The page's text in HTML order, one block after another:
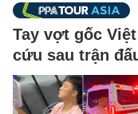
Tay vợt gốc
cứu sau trận